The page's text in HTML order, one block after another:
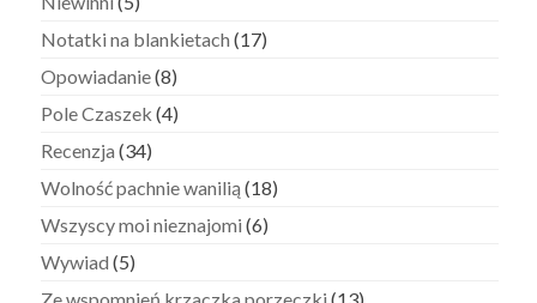
Notatki na blankietach (17)
Opowiadanie(8)
Pole Czaszek (4)
Recenzja (34)
Wolność pachnie wanilią (18)
Wszyscy moi nieznajomi (6)
Wywiad (5)